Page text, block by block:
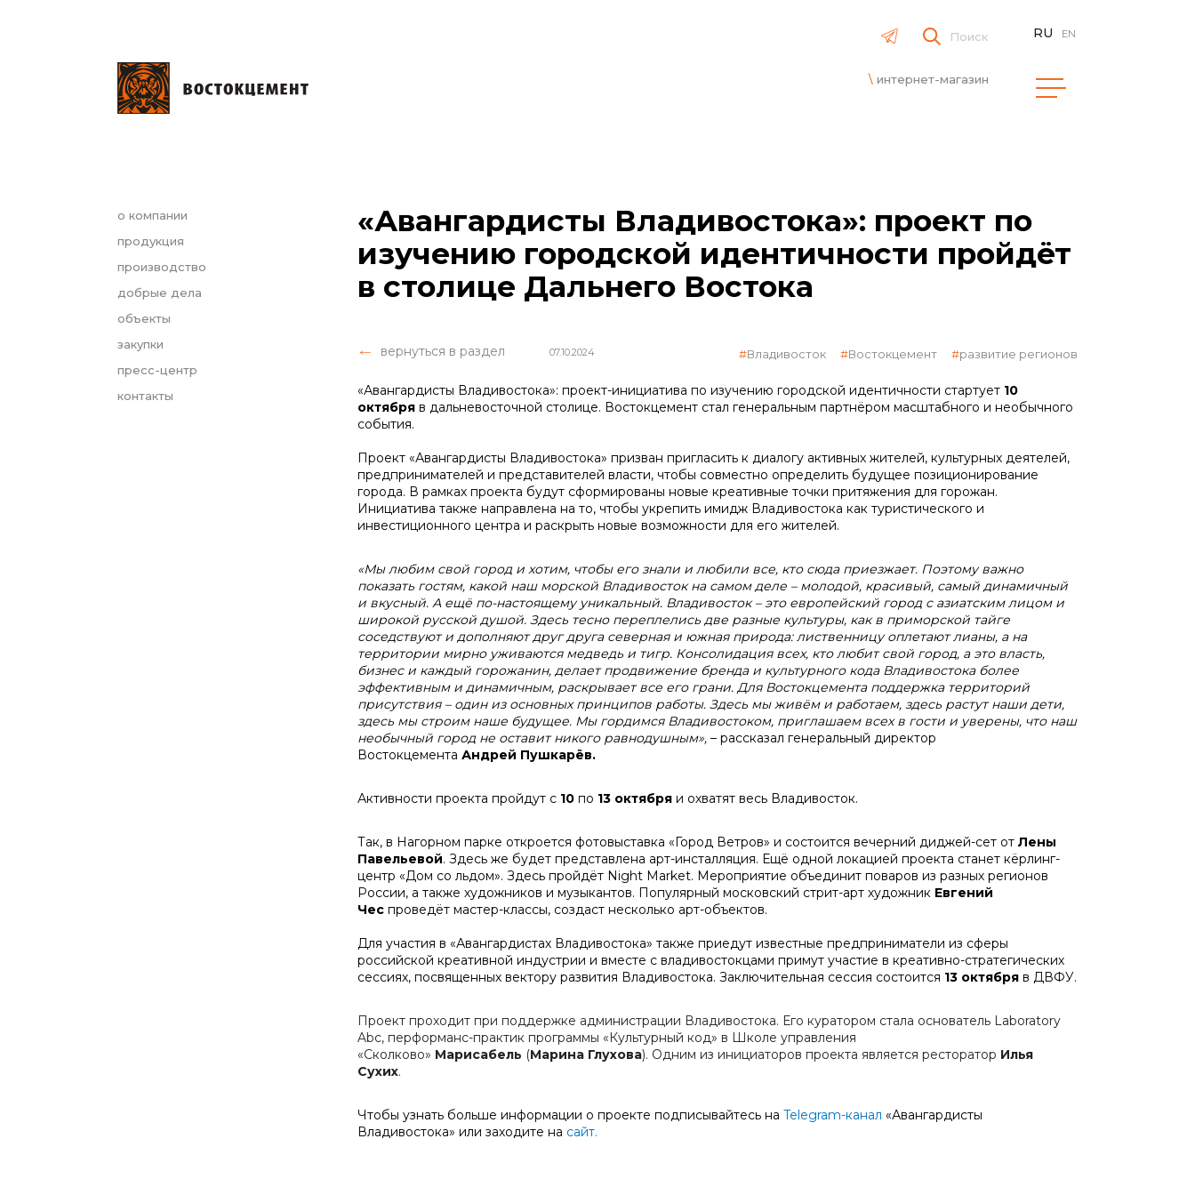
Поиск
интернет-магазин
RU EN
о компании
продукция
производство
добрые дела
объекты
закупки
пресс-центр
контакты
«Авангардисты Владивостока»: проект по
изучению городской идентичности пройдёт
в столице Дальнего Востока
вернуться в раздел 07.10.2024 Владивосток Востокцемент развитие регионов
«Авангардисты Владивостока»: проект-инициатива по изучению городской идентичности стартует 10
октября в дальневосточной столице. Востокцемент стал генеральным партнёром масштабного и необычного
события.
Проект «Авангардисты Владивостока» призван пригласить к диалогу активных жителей, культурных деятелей,
предпринимателей и представителей власти, чтобы совместно определить будущее позиционирование
города. В рамках проекта будут сформированы новые креативные точки притяжения для горожан.
Инициатива также направлена на то, чтобы укрепить имидж Владивостока как туристического и
инвестиционного центра и раскрыть новые возможности для его жителей.
«Мы любим свой город и хотим, чтобы его знали и любили все, кто сюда приезжает. Поэтому важно
показать гостям, какой наш морской Владивосток на самом деле – молодой, красивый, самый динамичный
и вкусный. А ещё по-настоящему уникальный. Владивосток – это европейский город с азиатским лицом и
широкой русской душой. Здесь тесно переплелись две разные культуры, как в приморской тайге
соседствуют и дополняют друг друга северная и южная природа: лиственницу оплетают лианы, а на
территории мирно уживаются медведь и тигр. Консолидация всех, кто любит свой город, а это власть,
бизнес и каждый горожанин, делает продвижение бренда и культурного кода Владивостока более
эффективным и динамичным, раскрывает все его грани. Для Востокцемента поддержка территорий
присутствия – один из основных принципов работы. Здесь мы живём и работаем, здесь растут наши дети,
здесь мы строим наше будущее. Мы гордимся Владивостоком, приглашаем всех в гости и уверены, что наш
необычный город не оставит никого равнодушным», – рассказал генеральный директор
Востокцемента Андрей Пушкарёв.
Активности проекта пройдут с 10 по 13 октября и охватят весь Владивосток.
Так, в Нагорном парке откроется фотовыставка «Город Ветров» и состоится вечерний диджей-сет от Лены
Павельевой. Здесь же будет представлена арт-инсталляция. Ещё одной локацией проекта станет кёрлинг-
центр «Дом со льдом». Здесь пройдёт Night Market. Мероприятие объединит поваров из разных регионов
России, а также художников и музыкантов. Популярный московский стрит-арт художник Евгений
Чес проведёт мастер-классы, создаст несколько арт-объектов.
Для участия в «Авангардистах Владивостока» также приедут известные предприниматели из сферы
российской креативной индустрии и вместе с владивостокцами примут участие в креативно-стратегических
сессиях, посвященных вектору развития Владивостока. Заключительная сессия состоится 13 октября в ДВФУ.
Проект проходит при поддержке администрации Владивостока. Его куратором стала основатель Laboratory
Abc, перформанс-практик программы «Культурный код» в Школе управления
«Сколково» Марисабель (Марина Глухова). Одним из инициаторов проекта является ресторатор Илья
Сухих.
Чтобы узнать больше информации о проекте подписывайтесь на Telegram-канал «Авангардисты
Владивостока» или заходите на сайт.